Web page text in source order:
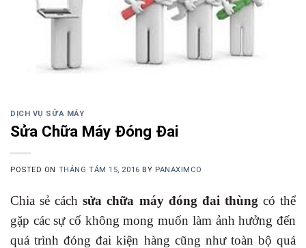
DỊCH VỤ SỬA MÁY
Sửa Chữa Máy Đóng Đai
POSTED ON THÁNG TÁM 15, 2016 BY PANAXIMCO
Chia sẻ cáchsửa chữa máy đóng đai thùng có thể
gặp các sự cố không mong muốn làm ảnh hưởng đến
quá trình đóng đai kiện hàng cũng như toàn bộ quá